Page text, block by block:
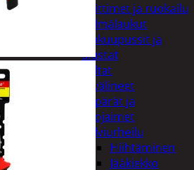
Keittimet ja ruokailu
Kylmälaukut
Makuupussit ja
alustat
Teltat
Urheiluvälineet
Kypärät ja
suojaimet
Talviurheilu
Hiihtäminen
Jääkiekko